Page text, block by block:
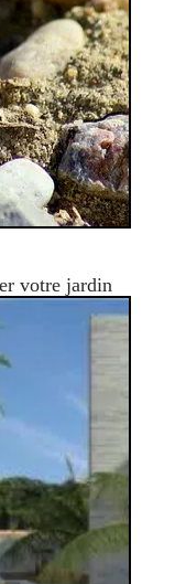
votre jardin